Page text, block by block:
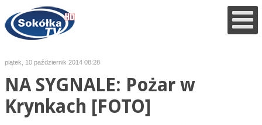
piątek, 10 październik 2014 08:28
NA SYGNALE: Pożar w
Krynkach [FOTO]